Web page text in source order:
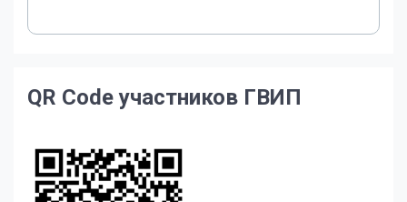
QR Code участников ГВИП